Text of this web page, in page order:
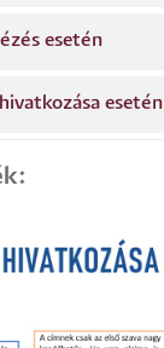
esetén
esetén